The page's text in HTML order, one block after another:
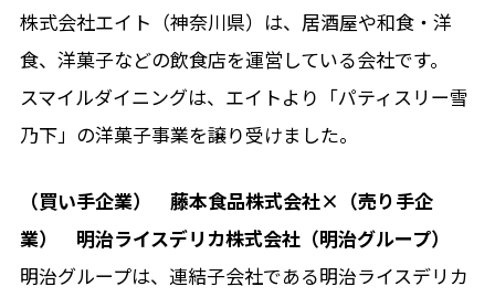
株式会社エイト（神奈川県）は、居酒屋や和食・洋
食、洋菓子などの飲食店を運営している会社です。
スマイルダイニングは、エイトより「パティスリー雪
乃下」の洋菓子事業を譲り受けました。
（買い手企業） 藤本食品株式会社×（売り手企
業） 明治ライスデリカ株式会社（明治グループ）
明治グループは、連結子会社である明治ライスデリカ